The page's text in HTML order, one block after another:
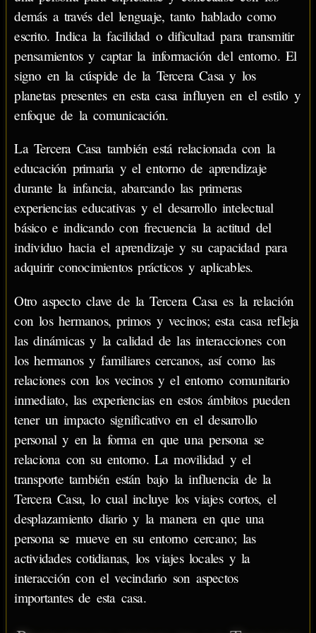
demás a través del lenguaje, tanto hablado como
escrito. Indica la facilidad o dificultad para transmitir
pensamientos y captar la información del entorno. El
signo en la cúspide de la Tercera Casa y los
planetas presentes en esta casa influyen en el estilo y
enfoque de la comunicación.
La Tercera Casa también está relacionada con la
educación primaria y el entorno de aprendizaje
durante la infancia, abarcando las primeras
experiencias educativas y el desarrollo intelectual
básico e indicando con frecuencia la actitud del
individuo hacia el aprendizaje y su capacidad para
adquirir conocimientos prácticos y aplicables.
Otro aspecto clave de la Tercera Casa es la relación
con los hermanos, primos y vecinos; esta casa refleja
las dinámicas y la calidad de las interacciones con
los hermanos y familiares cercanos, así como las
relaciones con los vecinos y el entorno comunitario
inmediato, las experiencias en estos ámbitos pueden
tener un impacto significativo en el desarrollo
personal y en la forma en que una persona se
relaciona con su entorno. La movilidad y el
transporte también están bajo la influencia de la
Tercera Casa, lo cual incluye los viajes cortos, el
desplazamiento diario y la manera en que una
persona se mueve en su entorno cercano; las
actividades cotidianas, los viajes locales y la
interacción con el vecindario son aspectos
importantes de esta casa.